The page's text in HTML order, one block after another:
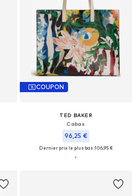
COUPON
TED BAKER
Cabas
96,25 €
Dernier prix le plus bas :106,95 €